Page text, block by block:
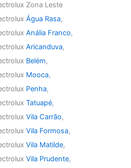
Zona Leste
Água Rasa,
Anália Franco,
Aricanduva,
Belém,
Mooca,
Penha,
Tatuapé,
Vila Carrão,
Vila Formosa,
Vila Matilde,
Vila Prudente,